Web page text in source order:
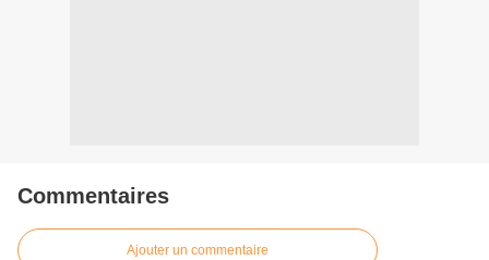
Commentaires
Ajouter un commentaire